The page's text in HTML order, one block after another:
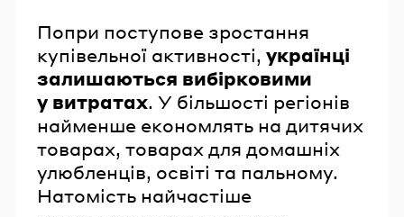
Попри поступове зростання
купівельної активності, українці
залишаються вибірковими
у витратах. У більшості регіонів
найменше економлять на дитячих
товарах, товарах для домашніх
улюбленців, освіті та пальному.
Натомість найчастіше